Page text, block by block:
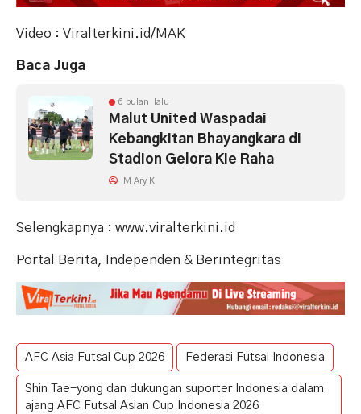
Video : Viralterkini.id/MAK
Baca Juga
6 bulan lalu
Malut United Waspadai
Kebangkitan Bhayangkara di
Stadion Gelora Kie Raha
M Ary K
Selengkapnya : www.viralterkini.id
Portal Berita, Independen & Berintegritas
AFC Asia Futsal Cup 2026 Federasi Futsal Indonesia
Shin Tae-yong dan dukungan suporter Indonesia dalam
ajang AFC Futsal Asian Cup Indonesia 2026